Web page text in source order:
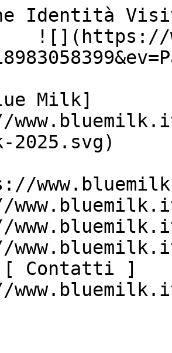
Identità
![](https://
2025.svg)
[ Contatti ]